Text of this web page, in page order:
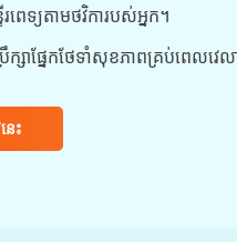
ពេទ្យតាមថវិការបស់អ្នក។
សាផ្នែកថែទាំសុខភាពគ្រប់ពេលវេល
េះ